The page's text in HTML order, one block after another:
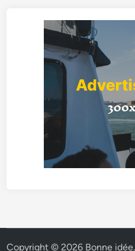
Copyright © 2026 Bonne idée.